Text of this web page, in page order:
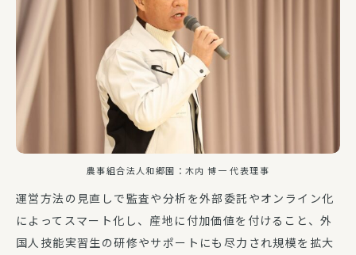
農事組合法人和郷園：木内 博一 代表理事
運営方法の見直しで監査や分析を外部委託やオンライン化
によってスマート化し、産地に付加価値を付けること、外
国人技能実習生の研修やサポートにも尽力され規模を拡大